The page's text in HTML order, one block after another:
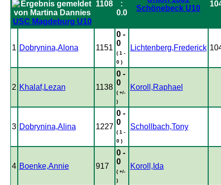
USC Magdeburg U10
1108
:
0.0
Schönebeck U10
1 Dobrynina,Alona 1151
0 -
0
( 1 -
0 )
Lichtenberg,Frederick
2 Khalaf,Lezan 1138
0 -
0
( +/-
)
Koroll,Raphael
3 Dobrynina,Alina 1227
0 -
0
( 1 -
0 )
Schollbach,Tony
4 Boenke,Annie 917
0 -
0
( +/-
)
Koroll,Ida